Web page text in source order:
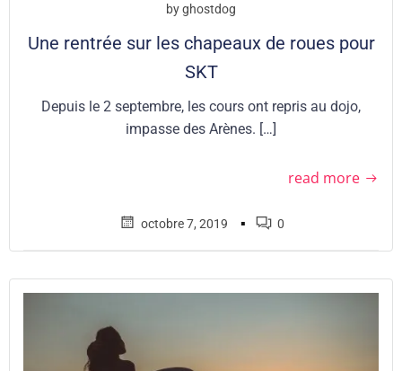
byghostdog
Une rentrée sur les chapeaux de roues pour
SKT
Depuis le 2 septembre, les cours ont repris au dojo,
impasse des Arènes. […]
read more
octobre 7, 2019 ▪ 0